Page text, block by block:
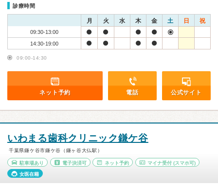
診療時間
月 火 水 木 金 土 日 祝
09:30-13:00
14:30-19:00
09:00-14:30
ネット予約 電話 公式サイト
いわまる歯科クリニック鎌ケ谷
千葉県鎌ケ谷市鎌ケ谷（鎌ヶ谷大仏駅）
駐車場あり 電子決済可 ネット予約 マイナ受付 (スマホ可)
女医在籍